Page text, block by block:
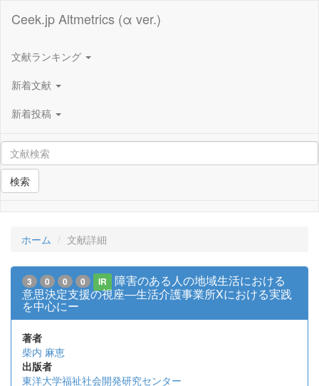
Ceek.jp Altmetrics (α ver.)
文献ランキング
新着文献
新着投稿
検索
ホーム 文献詳細
3 0 0 0 IR
障害のある人の地域生活における
意思決定支援の視座―生活介護事業所Xにおける実践
を中心にー
著者
柴内 麻恵
出版者
東洋大学福祉社会開発研究センター